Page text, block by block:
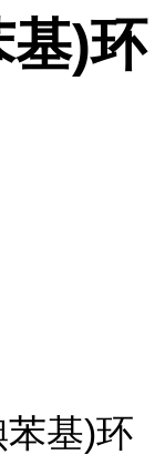
基)环
基)环